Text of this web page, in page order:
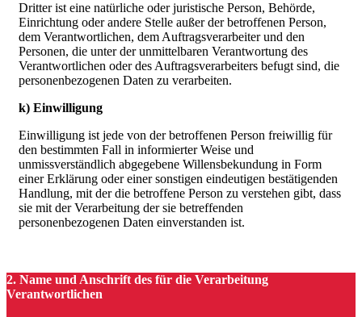
Dritter ist eine natürliche oder juristische Person, Behörde,
Einrichtung oder andere Stelle außer der betroffenen Person,
dem Verantwortlichen, dem Auftragsverarbeiter und den
Personen, die unter der unmittelbaren Verantwortung des
Verantwortlichen oder des Auftragsverarbeiters befugt sind, die
personenbezogenen Daten zu verarbeiten.
k) Einwilligung
Einwilligung ist jede von der betroffenen Person freiwillig für
den bestimmten Fall in informierter Weise und
unmissverständlich abgegebene Willensbekundung in Form
einer Erklärung oder einer sonstigen eindeutigen bestätigenden
Handlung, mit der die betroffene Person zu verstehen gibt, dass
sie mit der Verarbeitung der sie betreffenden
personenbezogenen Daten einverstanden ist.
2. Name und Anschrift des für die Verarbeitung
Verantwortlichen